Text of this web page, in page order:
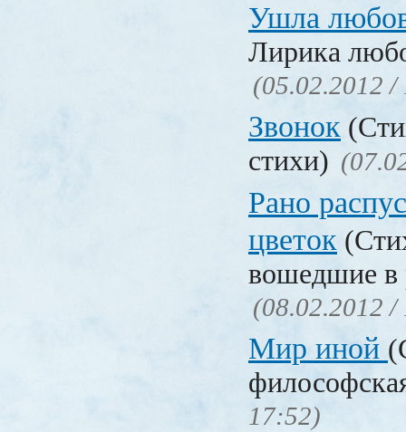
Ушла
Лирика
(05.02.2012 /
Звонок
стихи)
Рано
цветок
вошедшие в
(08.02.2012 /
Мир иной
17:52)